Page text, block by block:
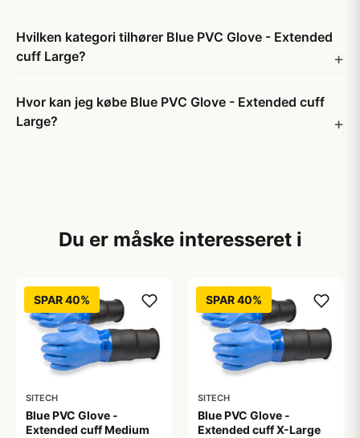
Hvilken kategori tilhører Blue PVC Glove - Extended
cuff Large?
Hvor kan jeg købe Blue PVC Glove - Extended cuff
Large?
Du er måske interesseret i
SPAR 40%
SITECH
Blue PVC Glove -
Extended cuff Medium
SPAR 40%
SITECH
Blue PVC Glove -
Extended cuff X-Large